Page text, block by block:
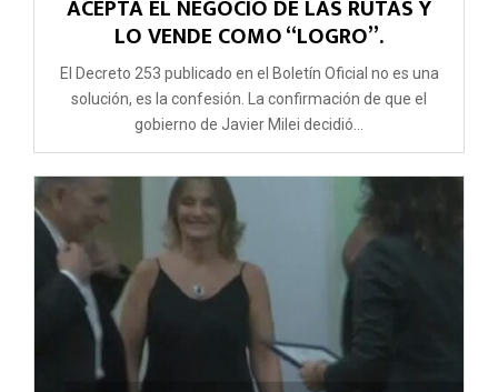
ACEPTA EL NEGOCIO DE LAS RUTAS Y
LO VENDE COMO “LOGRO”.
El Decreto 253 publicado en el Boletín Oficial no es una
solución, es la confesión. La confirmación de que el
gobierno de Javier Milei decidió...